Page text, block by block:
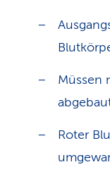
Müssen
Roter